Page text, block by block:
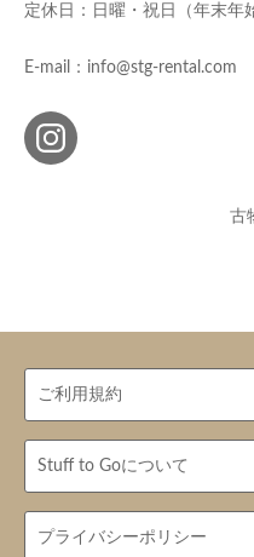
定休日：日曜・祝日（年末年
E-mail：info@stg-rental.com
古
ご利用規約
Stuff to Goについて
プライバシーポリシー